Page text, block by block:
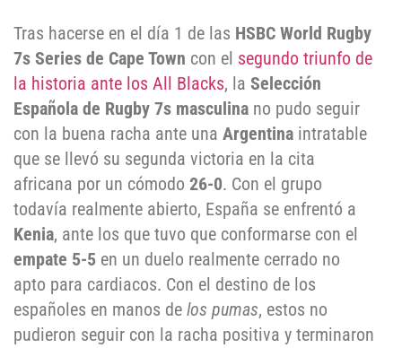
Tras hacerse en el día 1 de las HSBC World Rugby
7s Series de Cape Town con el segundo triunfo de
la historia ante los All Blacks, la Selección
Española de Rugby 7s masculina no pudo seguir
con la buena racha ante una Argentina intratable
que se llevó su segunda victoria en la cita
africana por un cómodo 26-0. Con el grupo
todavía realmente abierto, España se enfrentó a
Kenia, ante los que tuvo que conformarse con el
empate 5-5 en un duelo realmente cerrado no
apto para cardiacos. Con el destino de los
españoles en manos de los pumas, estos no
pudieron seguir con la racha positiva y terminaron